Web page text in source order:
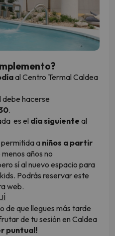
al Centro Termal Caldea
debe hacerse
.
es el día siguiente al
a niños a partir
menos años no
sí al nuevo espacio para
Podrás reservar este
web.
de que llegues más tarde
de tu sesión en Caldea
puntual!